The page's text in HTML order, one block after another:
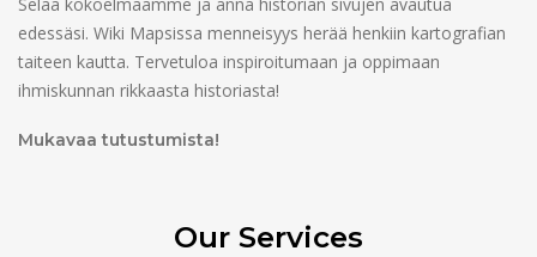
edessäsi. Wiki Mapsissa menneisyys herää henkiin kartografian
taiteen kautta. Tervetuloa inspiroitumaan ja oppimaan
ihmiskunnan rikkaasta historiasta!
Mukavaa tutustumista!
Our Services